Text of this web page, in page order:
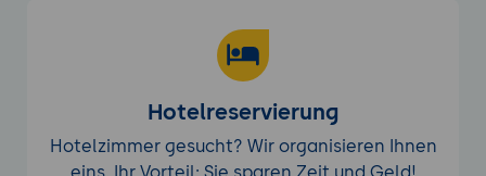
Hotelreservierung
Hotelzimmer gesucht? Wir organisieren Ihnen